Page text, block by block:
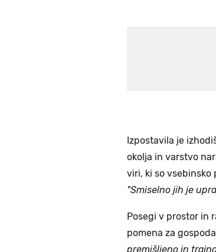
Izpostavila je
okolja in varstvo
viri, ki so vsebinsko
"Smiselno jih je
Posegi v prostor in
pomena za
premišljeno in